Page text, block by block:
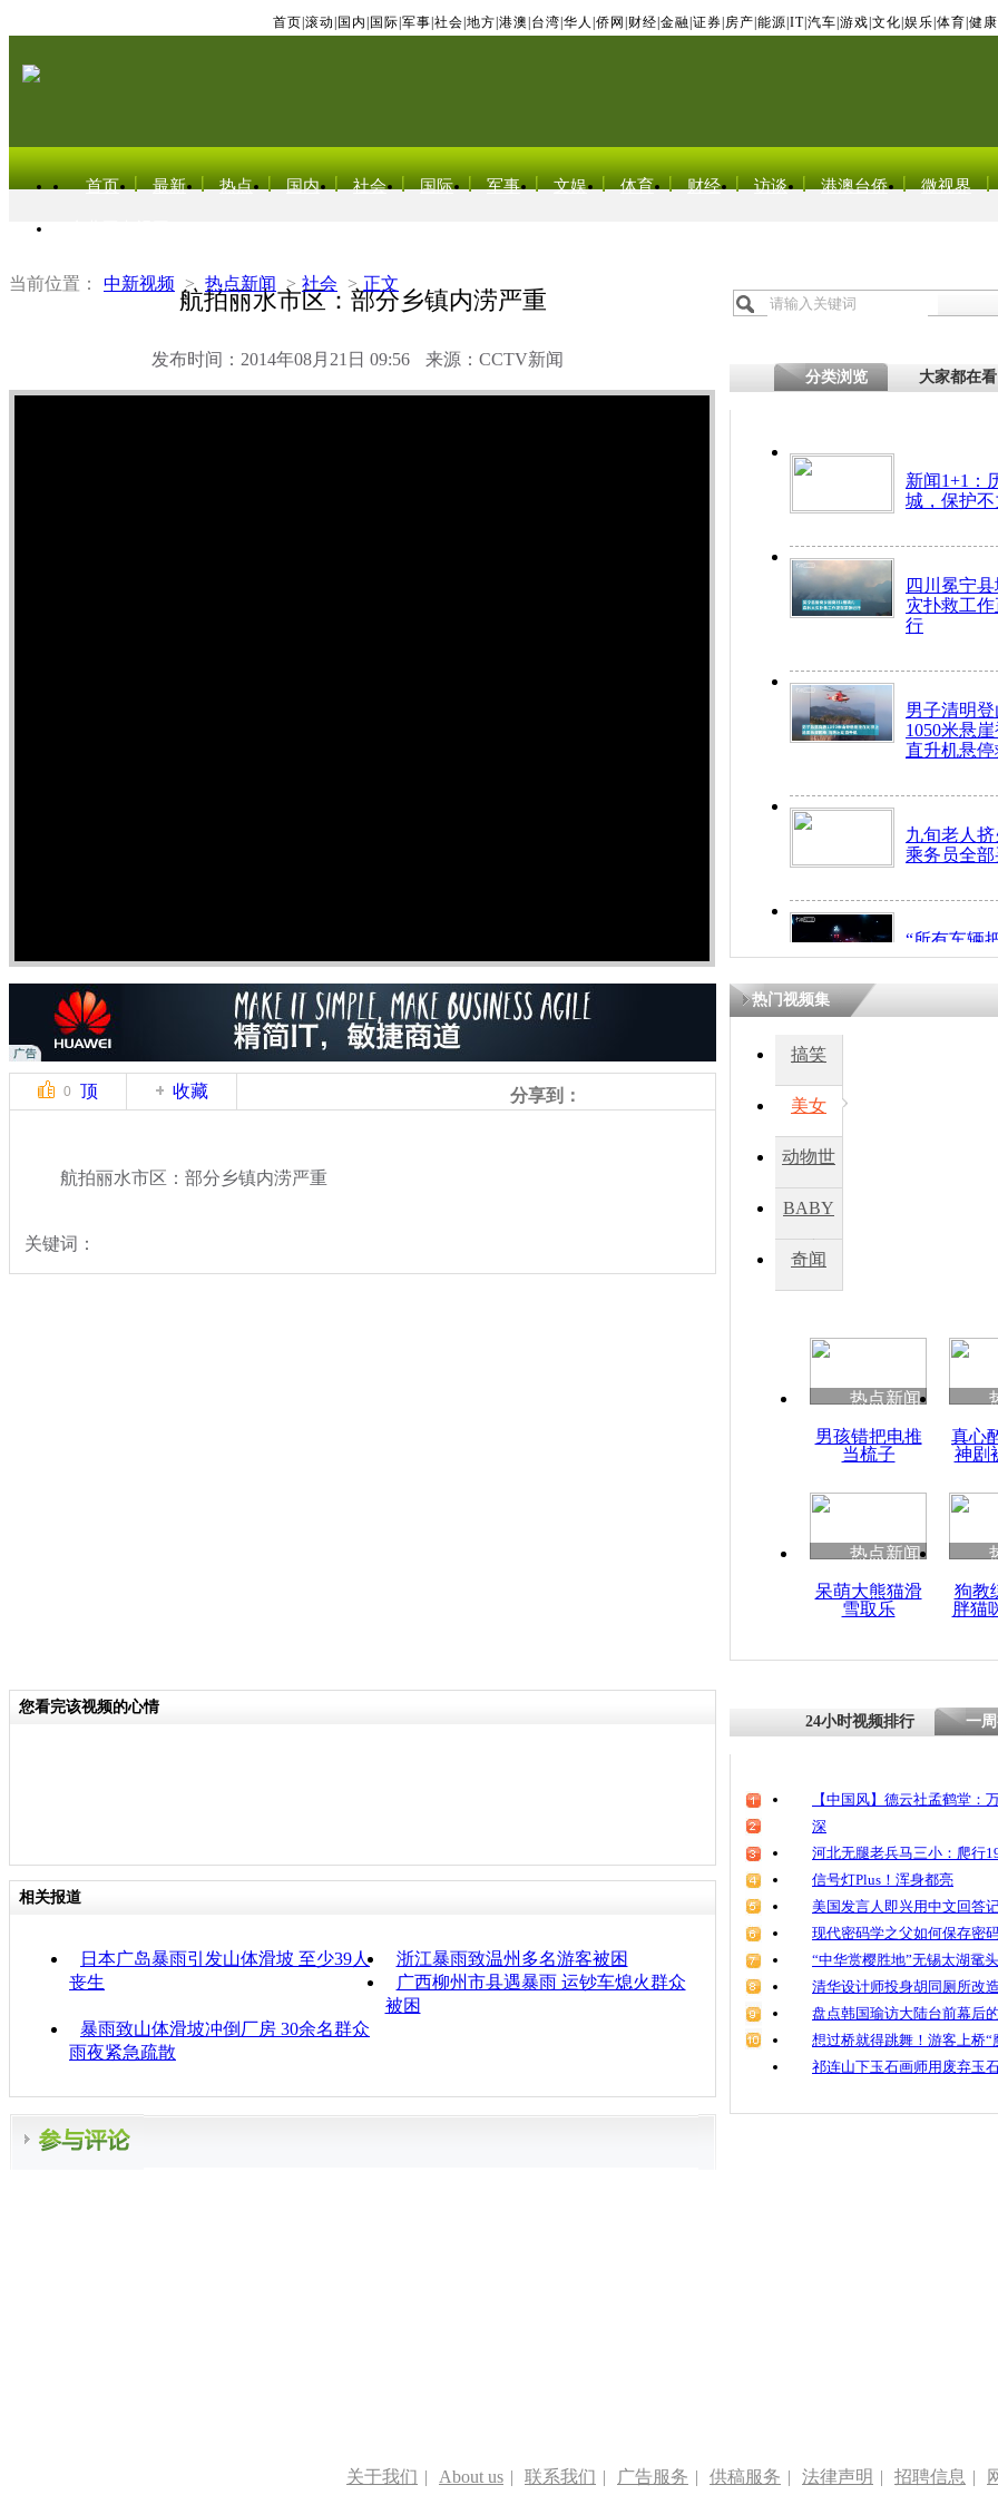
首页 滚动 国内 国际 军事 社会 地方 港澳 台湾 华人 侨网 财经 金融 证券 房产 能源 IT| 汽车 游戏 文化 娱乐 体育 健康
首页 最新 热点 国内 社会 国际 军事 文娱 体育 财经 访谈 港澳台侨 微视界
当前位置： 中新视频 > 热点新闻 > 社会 > 正文
航拍丽水市区：部分乡镇内涝严重
发布时间：2014年08月21日 09:56 来源：CCTV新闻
分类浏览 大家都在看
新闻1+1：
城，保护
四川冕宁
灾扑救工
行
男子清明
1050米悬
直升机悬
九旬老人
乘务员全
“所有车辆
开！”儿童
因
度苗族花山
魂
0 顶 收藏 分享到：
航拍丽水市区：部分乡镇内涝严重
关键词：
热门视频集
搞笑
美女
动物世
BABY
秀
奇闻
热点新闻
男孩错把电推
当梳子
真心
神剧
热点新闻
呆萌大熊猫滑
雪取乐
狗教
胖猫
您看完该视频的心情
相关报道
日本广岛暴雨引发山体滑坡 至少39人
丧生
浙江暴雨致温州多名游客被困
广西柳州市县遇暴雨 运钞车熄火群众
被困
暴雨致山体滑坡冲倒厂房 30余名群众
雨夜紧急疏散
24小时视频排行 一
【中国风】德云社孟鹤堂：
深
河北无腿老兵马三小：爬行
信号灯Plus！浑身都亮
美国发言人即兴用中文回答
现代密码学之父如何保存
“中华赏樱胜地”无锡太湖鼋
清华设计师投身胡同厕所改
盘点韩国瑜访大陆台前幕后
想过桥就得跳舞！游客上桥“
祁连山下玉石画师用废弃玉
关于我们 | About us | 联系我们 | 广告服务 | 供稿服务 | 法律声明 | 招聘信息 |